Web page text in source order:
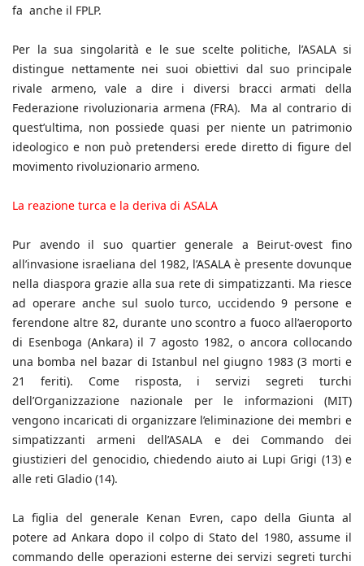
fa anche il FPLP.
Per la sua singolarità e le sue scelte politiche, l’ASALA si
distingue nettamente nei suoi obiettivi dal suo principale
rivale armeno, vale a dire i diversi bracci armati della
Federazione rivoluzionaria armena (FRA). Ma al contrario di
quest’ultima, non possiede quasi per niente un patrimonio
ideologico e non può pretendersi erede diretto di figure del
movimento rivoluzionario armeno.
La reazione turca e la deriva di ASALA
Pur avendo il suo quartier generale a Beirut-ovest fino
all’invasione israeliana del 1982, l’ASALA è presente dovunque
nella diaspora grazie alla sua rete di simpatizzanti. Ma riesce
ad operare anche sul suolo turco, uccidendo 9 persone e
ferendone altre 82, durante uno scontro a fuoco all’aeroporto
di Esenboga (Ankara) il 7 agosto 1982, o ancora collocando
una bomba nel bazar di Istanbul nel giugno 1983 (3 morti e
21 feriti). Come risposta, i servizi segreti turchi
dell’Organizzazione nazionale per le informazioni (MIT)
vengono incaricati di organizzare l’eliminazione dei membri e
simpatizzanti armeni dell’ASALA e dei Commando dei
giustizieri del genocidio, chiedendo aiuto ai Lupi Grigi (13) e
alle reti Gladio (14).
La figlia del generale Kenan Evren, capo della Giunta al
potere ad Ankara dopo il colpo di Stato del 1980, assume il
commando delle operazioni esterne dei servizi segreti turchi